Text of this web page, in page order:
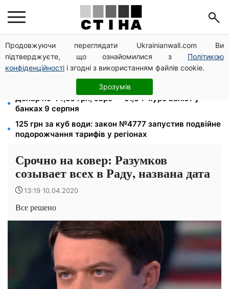
Продовжуючи переглядати Ukrainianwall.com Ви
підтверджуєте, що ознайомилися з Політикою
конфіденційності і згодні з використанням файлів cookie.
Зрозумів
Податкові номери чоловіків 18–60 років передадуть
ТЦК: Кабмін ухвалив нові правила пошуку
12 300 грн від УВКБ ООН: пенсіонери та безробітні
переселенці отримають виплати у серпні
Долар по 44,50 грн, євро — 51,34: курс валют у
банках 9 серпня
125 грн за куб води: закон №4777 запустив подвійне
подорожчання тарифів у регіонах
Срочно на ковер: Разумков
созывает всех в Раду, названа дата
13:19 10.04.2020
Все решено